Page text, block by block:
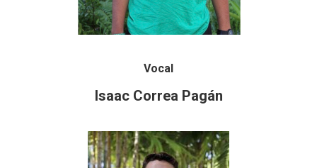
Vocal
Isaac Correa Pagán